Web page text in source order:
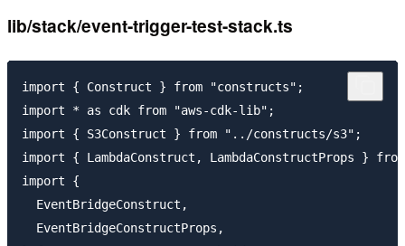
lib/stack/event-trigger-test-stack.ts
import { Construct } from "constructs";
import * as cdk from "aws-cdk-lib";
import { S3Construct } from "../constructs/s3";
import { LambdaConstruct, LambdaConstructProps }
import {
  EventBridgeConstruct,
  EventBridgeConstructProps,